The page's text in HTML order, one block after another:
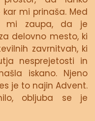
mi prinaša. Med
mi zaupa, da je
delovno mesto, ki
zavrnitvah, ki
nesprejetosti in
iskano. Njeno
je to najin Advent.
obljuba se je